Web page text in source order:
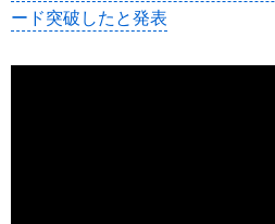
ード突破したと発表